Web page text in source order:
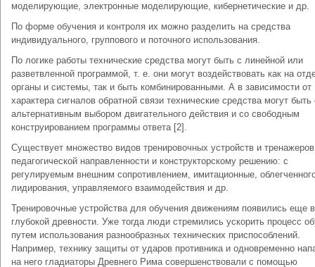
моделирующие, электронные моделирующие, кибернетические и др.
По форме обучения и контроля их можно разделить на средства
индивидуального, группового и поточного использования.
По логике работы технические средства могут быть с линейной или
разветвленной программой, т. е. они могут воздействовать как на
органы и системы, так и быть комбинированными. А в зависимости от
характера сигналов обратной связи технические средства могут быть
альтернативным выбором двигательного действия и со свободным
конструированием программы ответа [2].
Существует множество видов тренировочных устройств и
педагогической направленности и конструкторскому решению: с
регулируемым внешним сопротивлением, имитационные,
лидирования, управляемого взаимодействия и др.
Тренировочные устройства для обучения движениям появились еще в
глубокой древности. Уже тогда люди стремились ускорить процесс
путем использования разнообразных технических приспособлений.
Например, технику защиты от ударов противника и одновременно
на него гладиаторы Древнего Рима совершенствовали с помощью